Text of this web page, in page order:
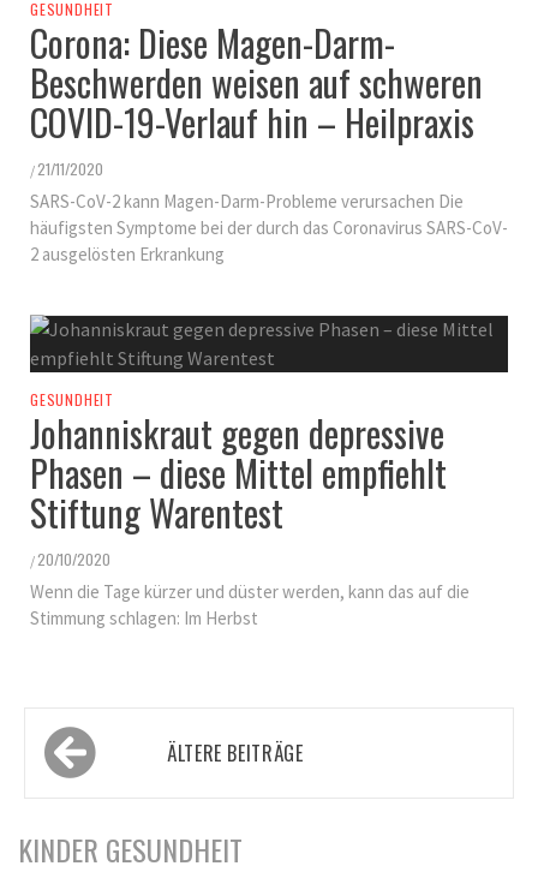
GESUNDHEIT
Corona: Diese Magen-Darm-
Beschwerden weisen auf schweren
COVID-19-Verlauf hin – Heilpraxis
/ 21/11/2020
SARS-CoV-2 kann Magen-Darm-Probleme verursachen Die
häufigsten Symptome bei der durch das Coronavirus SARS-CoV-
2 ausgelösten Erkrankung
GESUNDHEIT
Johanniskraut gegen depressive
Phasen – diese Mittel empfiehlt
Stiftung Warentest
/ 20/10/2020
Wenn die Tage kürzer und düster werden, kann das auf die
Stimmung schlagen: Im Herbst
Beitragsnavigation
ÄLTERE BEITRÄGE
KINDER GESUNDHEIT